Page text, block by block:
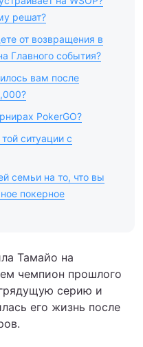
решат?
от возвращения в
Главного события?
вам после
PokerGO?
ситуации с
семьи на то, что вы
покерное
Тамайо на
чемпион прошлого
серию и
его жизнь после